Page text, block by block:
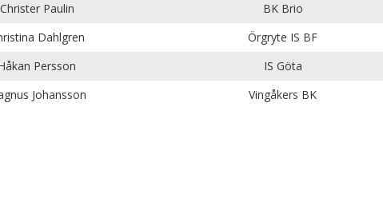
Christer Paulin BK Brio
Dahlgren Örgryte IS BF
Persson IS Göta
Johansson Vingåkers BK